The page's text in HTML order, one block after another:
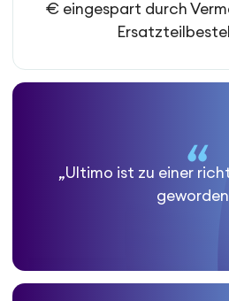
€ eingespart durch
„Ultimo ist zu einer